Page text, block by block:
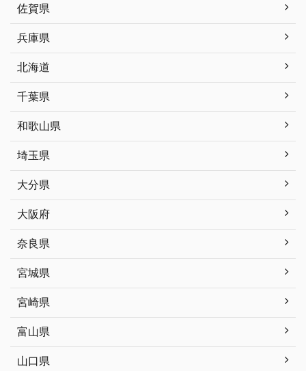
佐賀県
兵庫県
北海道
千葉県
和歌山県
埼玉県
大分県
大阪府
奈良県
宮城県
宮崎県
富山県
山口県